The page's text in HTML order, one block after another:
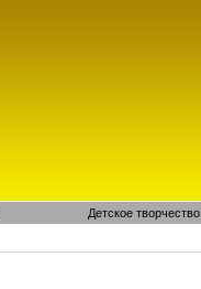
Детское творчество